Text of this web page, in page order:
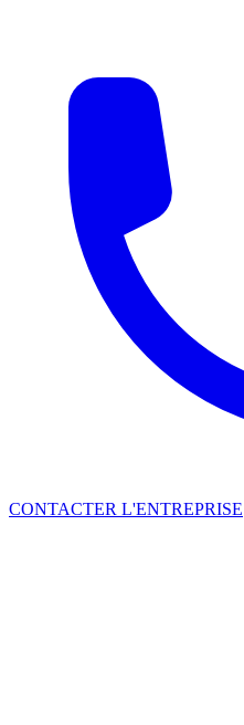
CONTACTER L'ENTREPRISE